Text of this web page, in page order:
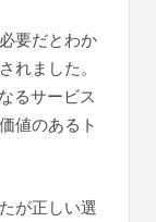
要だとわか
れました。
るサービス
値のあるト
が正しい選